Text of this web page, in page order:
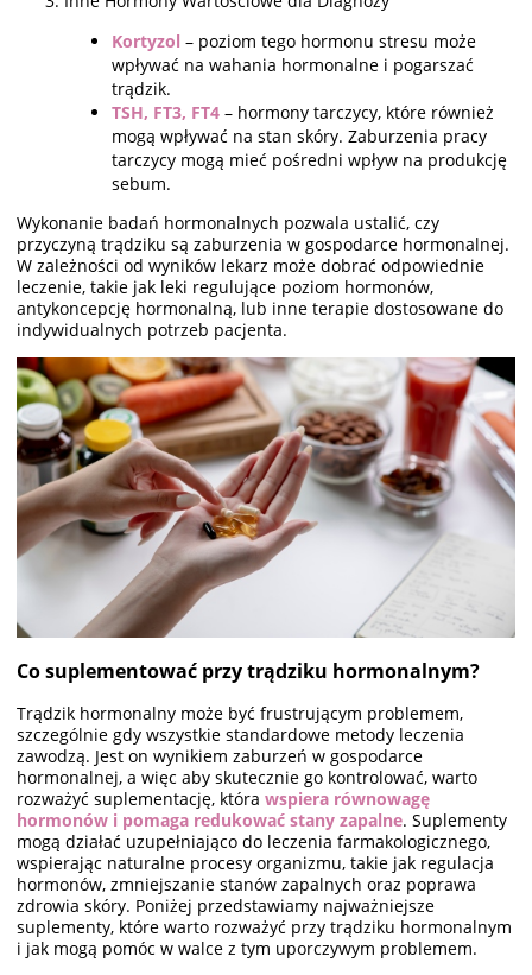
Kortyzol – poziom tego hormonu stresu może
wpływać na wahania hormonalne i pogarszać
trądzik.
TSH, FT3, FT4 – hormony tarczycy, które również
mogą wpływać na stan skóry. Zaburzenia pracy
tarczycy mogą mieć pośredni wpływ na produkcję
sebum.
Wykonanie badań hormonalnych pozwala ustalić, czy
przyczyną trądziku są zaburzenia w gospodarce hormonalnej.
W zależności od wyników lekarz może dobrać odpowiednie
leczenie, takie jak leki regulujące poziom hormonów,
antykoncepcję hormonalną, lub inne terapie dostosowane do
indywidualnych potrzeb pacjenta.
Co suplementować przy trądziku hormonalnym?
Trądzik hormonalny może być frustrującym problemem,
szczególnie gdy wszystkie standardowe metody leczenia
zawodzą. Jest on wynikiem zaburzeń w gospodarce
hormonalnej, a więc aby skutecznie go kontrolować, warto
rozważyć suplementację, która wspiera równowagę
hormonów i pomaga redukować stany zapalne. Suplementy
mogą działać uzupełniająco do leczenia farmakologicznego,
wspierając naturalne procesy organizmu, takie jak regulacja
hormonów, zmniejszanie stanów zapalnych oraz poprawa
zdrowia skóry. Poniżej przedstawiamy najważniejsze
suplementy, które warto rozważyć przy trądziku hormonalnym
i jak mogą pomóc w walce z tym uporczywym problemem.